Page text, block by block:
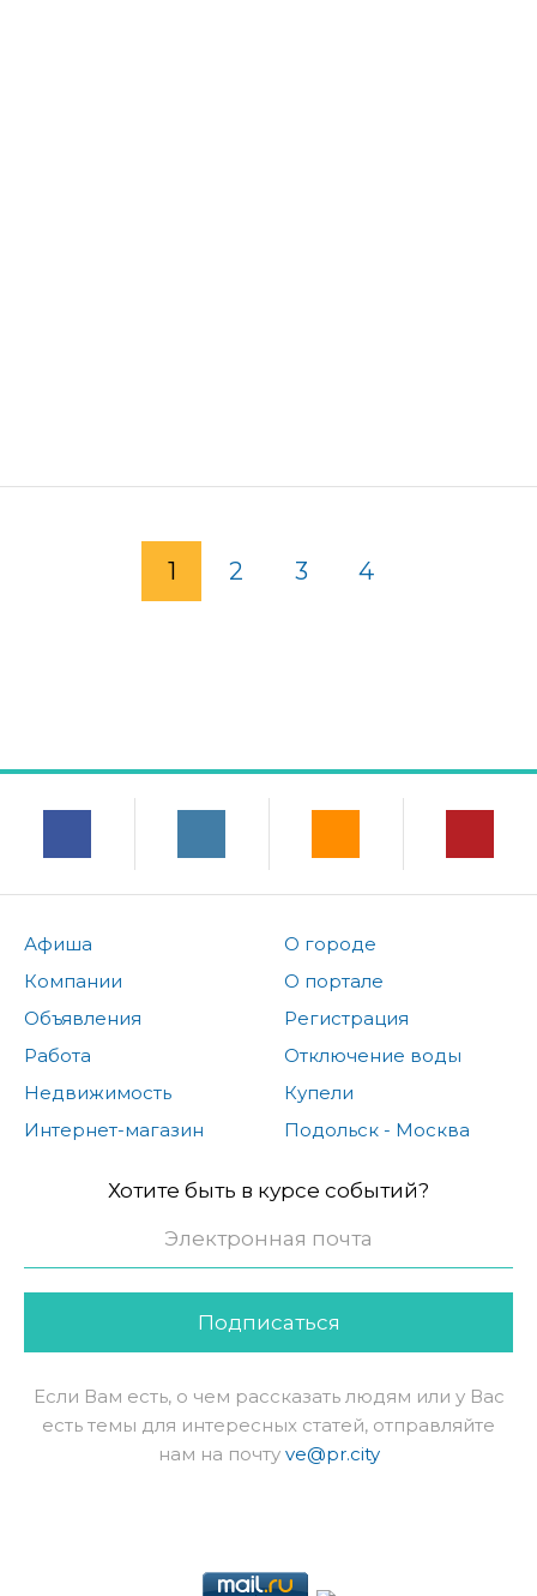
1 2 3 4
Афиша
Компании
Объявления
Работа
Недвижимость
Интернет-магазин
О городе
О портале
Регистрация
Отключение воды
Купели
Подольск - Москва
Хотите быть в курсе событий?
Подписаться
Если Вам есть, о чем рассказать людям или у Вас
есть темы для интересных статей, отправляйте
нам на почту ve@pr.city